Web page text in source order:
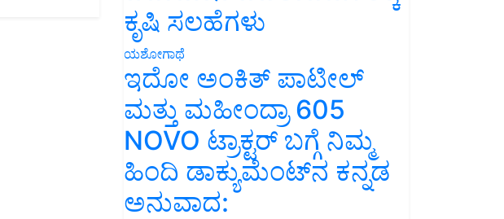
ಕೃಷಿ ಸಲಹೆಗಳು
ಯಶೋಗಾಥೆ
ಇದೋ ಅಂಕಿತ್ ಪಾಟೀಲ್
ಮತ್ತು ಮಹೀಂದ್ರಾ 605
NOVO ಟ್ರಾಕ್ಟರ್ ಬಗ್ಗೆ ನಿಮ್ಮ
ಹಿಂದಿ ಡಾಕ್ಯುಮೆಂಟ್‌ನ ಕನ್ನಡ
ಅನುವಾದ: